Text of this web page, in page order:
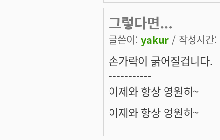
그렇다면...
글쓴이: yakur / 작성시간
손가락이 굵어질겁니다.
-----------
이제와 항상 영원히~
이제와 항상 영원히~